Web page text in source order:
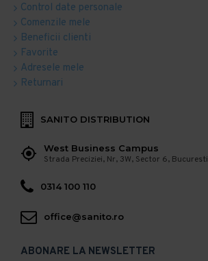
Control date personale
Comenzile mele
Beneficii clienti
Favorite
Adresele mele
Returnari
SANITO DISTRIBUTION
West Business Campus
Strada Preciziei, Nr, 3W, Sector 6, Bucuresti
0314 100 110
office@sanito.ro
ABONARE LA NEWSLETTER